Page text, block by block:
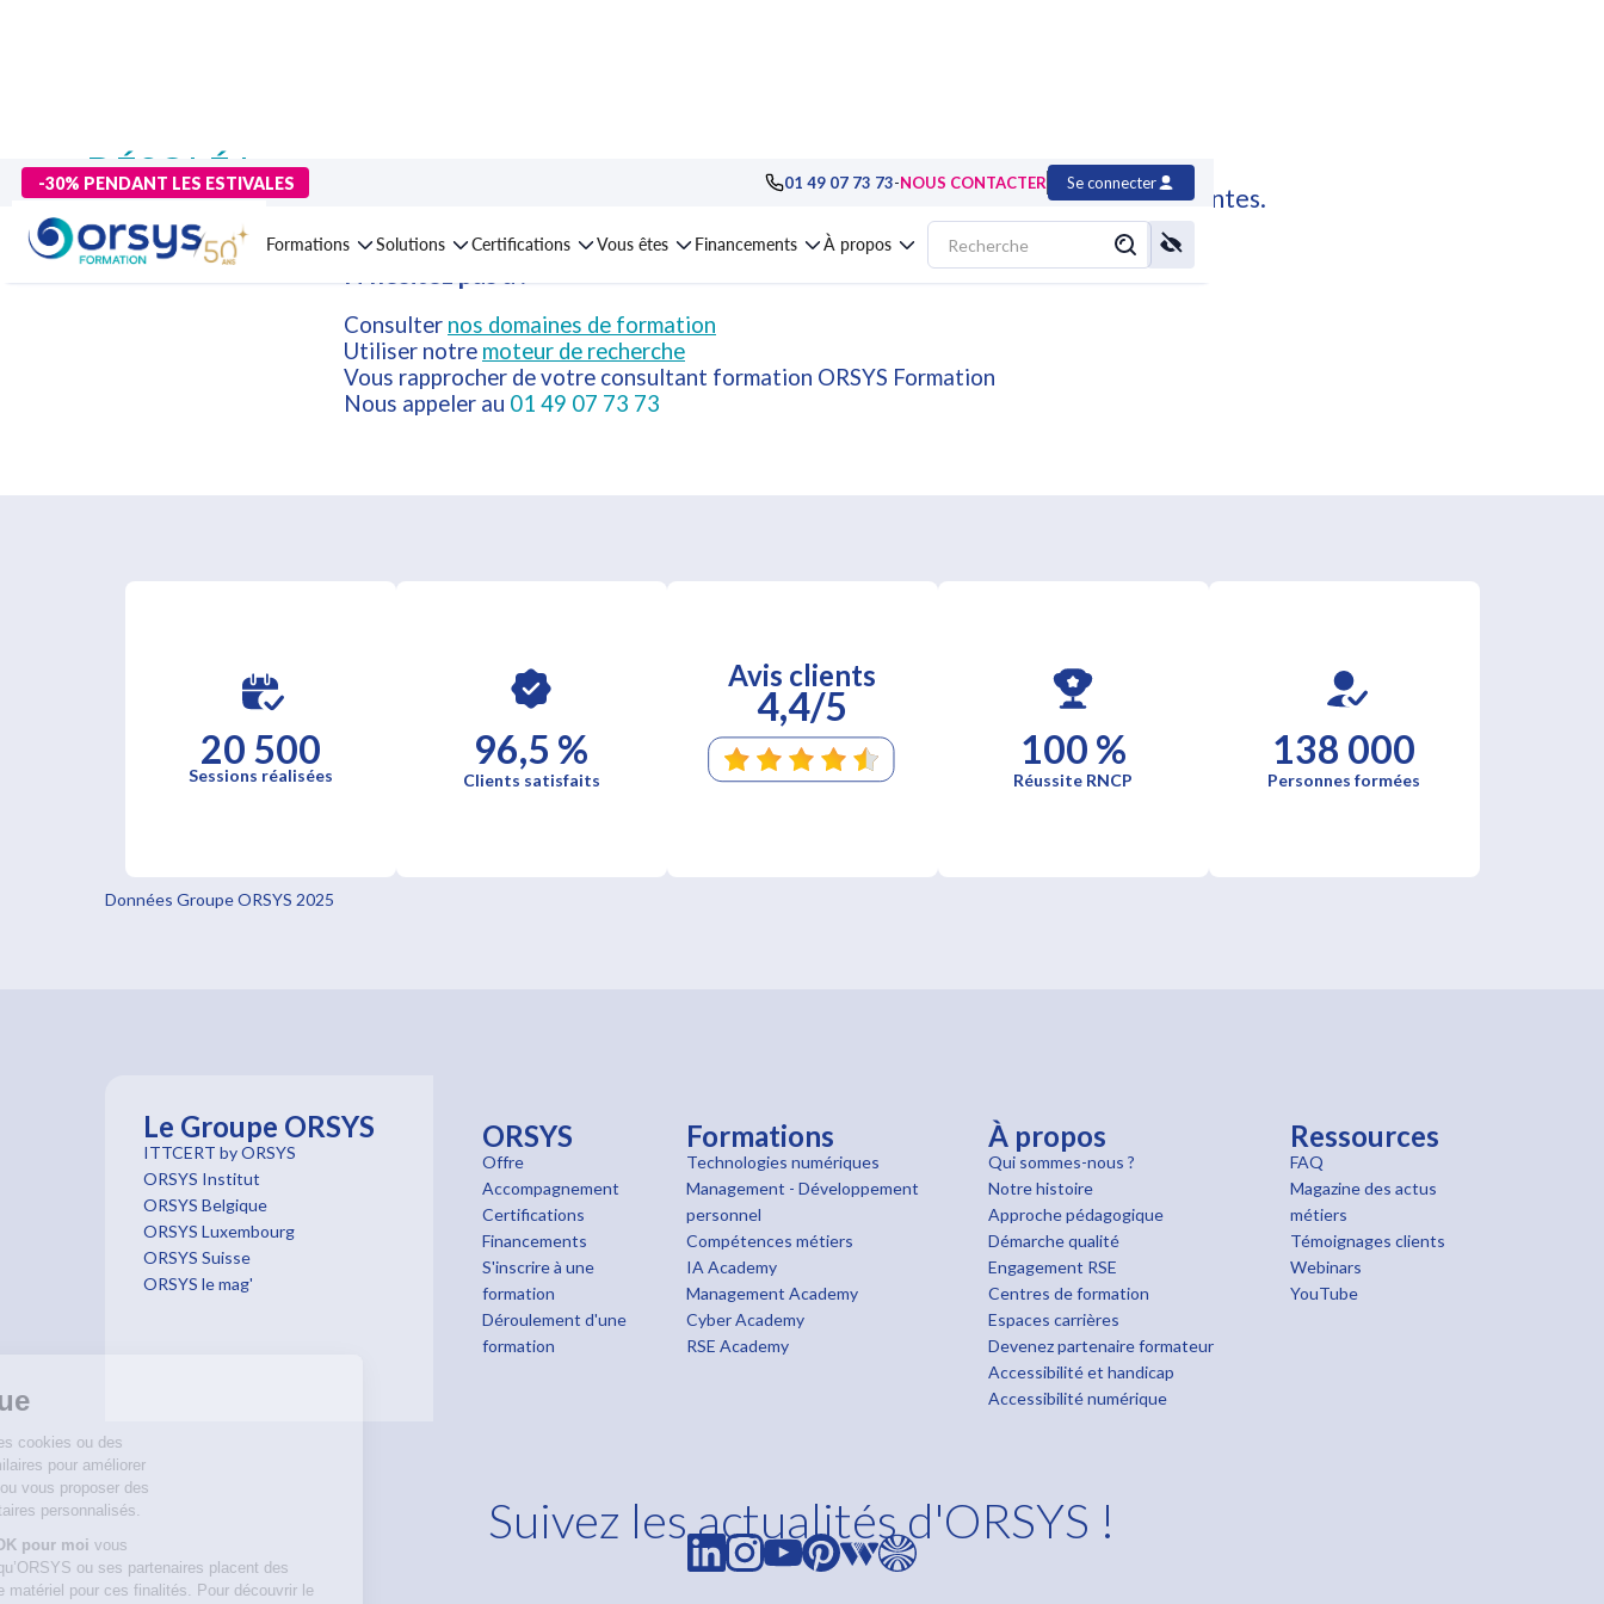
Nous utilisons des cookies ou des
technologies similaires pour améliorer
votre navigation ou vous proposer des
contenus publicitaires personnalisés.
En cliquant sur
consentez à ce qu’ORSYS ou ses partenaires placent des
cookies sur votre matériel pour ces finalités. Pour découvrir le
-30% PENDANT LES ESTIVALES 01 49 07 73 73-NOUS CONTACTER Se connecter
Formations Solutions Certifications Vous êtes Financements À propos
DÉSOLÉ !
Cette formation n'est plus disponible mais d'autres formations ORSYS peuvent répondre à vos attentes.
Consulter nos domaines de formation
Utiliser notre moteur de recherche
Vous rapprocher de votre consultant formation ORSYS Formation
Nous appeler au 01 49 07 73 73
20 500
Sessions réalisées
96,5 %
Clients satisfaits
Avis clients
4,4/5
100 %
Réussite RNCP
138 000
Personnes formées
Données Groupe ORSYS 2025
Le Groupe ORSYS
ITTCERT by ORSYS
ORSYS Institut
ORSYS Belgique
ORSYS Luxembourg
ORSYS Suisse
ORSYS le mag'
ORSYS
Offre
Accompagnement
Certifications
Financements
S'inscrire à une
formation
Déroulement d'une
formation
Formations
Technologies numériques
Management - Développement
personnel
Compétences métiers
IA Academy
Management Academy
Cyber Academy
RSE Academy
À propos
Qui sommes-nous ?
Notre histoire
Approche pédagogique
Démarche qualité
Engagement RSE
Centres de formation
Espaces carrières
Devenez partenaire formateur
Accessibilité et handicap
Accessibilité numérique
Ressources
FAQ
Magazine des actus
métiers
Témoignages clients
Webinars
YouTube
Suivez les actualités d'ORSYS !